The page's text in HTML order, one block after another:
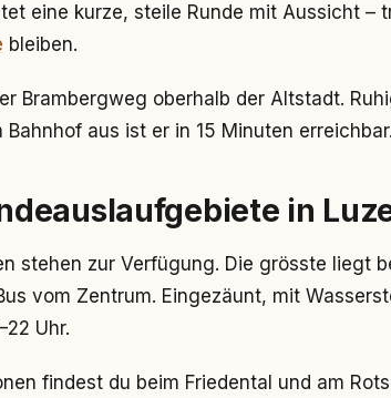
eine kurze, steile Runde mit Aussicht –
bleiben.
Brambergweg oberhalb der Altstadt.
Bahnhof aus ist er in 15 Minuten erreichbar.
in
stehen zur Verfügung. Die grösste liegt
vom Zentrum. Eingezäunt, mit
Uhr.
findest du beim Friedental und am